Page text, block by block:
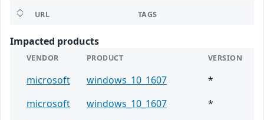
URL TAGS
Impacted products
VENDOR PRODUCT VERSION
microsoft windows_10_1607
*
microsoft
windows_10_1607
*